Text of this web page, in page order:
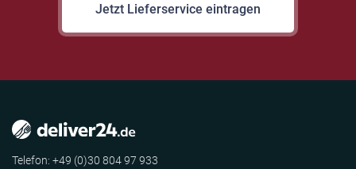
Jetzt Lieferservice eintragen
Telefon: +49 (0)30 804 97 933